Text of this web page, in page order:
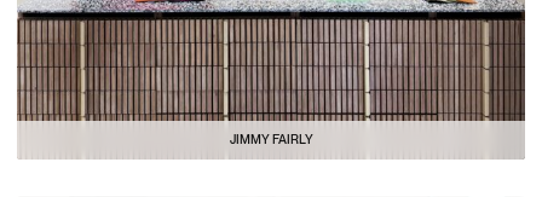
JIMMY FAIRLY